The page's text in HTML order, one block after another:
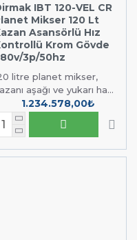
IBT 120-VEL CR
Mikser 120 Lt
Asansörlü Hız
Krom Gövde
3p/50hz
litre planet mikser,
aşağı ve yukarı ha...
1.234.578,00₺